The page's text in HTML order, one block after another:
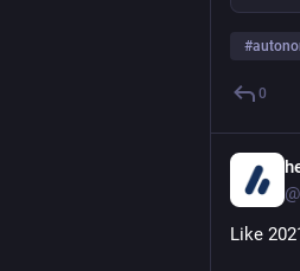
#
0
Like